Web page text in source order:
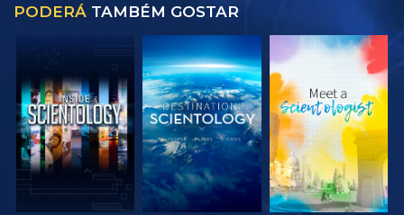
PODERÁ TAMBÉM GOSTAR